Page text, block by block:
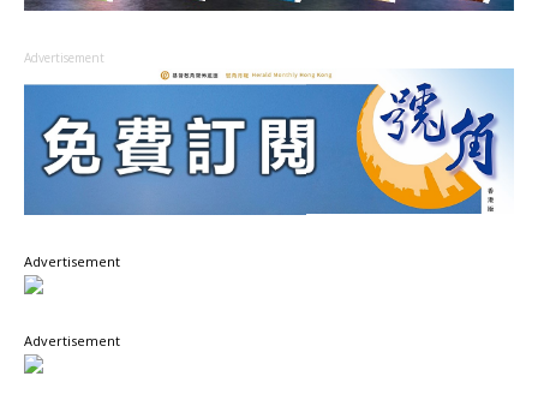
Advertisement
Advertisement
Advertisement